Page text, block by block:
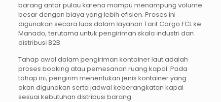
barang antar pulau karena mampu menampung volume
besar dengan biaya yang lebih efisien. Proses ini
digunakan secara luas dalam layanan Tarif Cargo FCL ke
Manado, terutama untuk pengiriman skala industri dan
distribusi B2B.
Tahap awal dalam pengiriman kontainer laut adalah
proses booking atau pemesanan ruang kapal. Pada
tahap ini, pengirim menentukan jenis kontainer yang
akan digunakan serta jadwal keberangkatan kapal
sesuai kebutuhan distribusi barang.